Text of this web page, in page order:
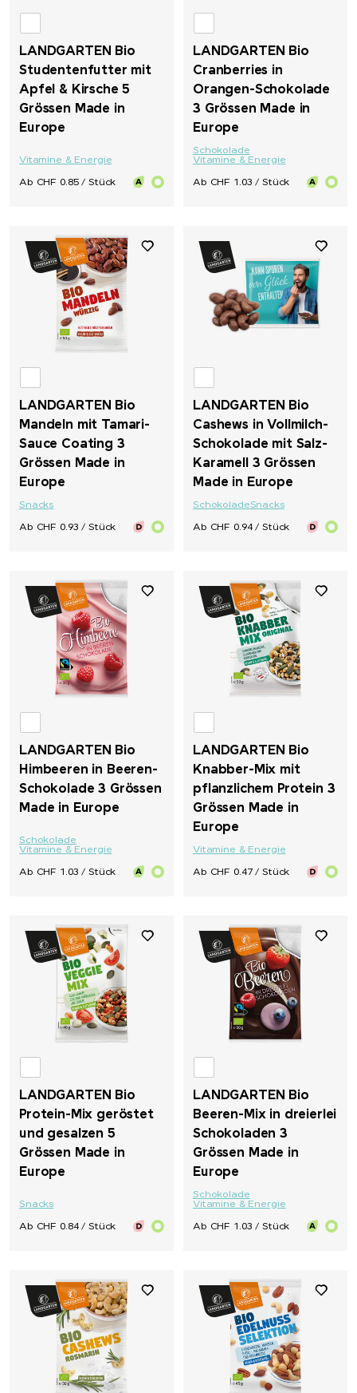
LANDGARTEN Bio
Studentenfutter mit
Apfel & Kirsche 5
Grössen Made in
Europe
Vitamine & Energie
Ab CHF 0.85 / Stück
LANDGARTEN Bio
Cranberries in
Orangen-Schokolade
3 Grössen Made in
Europe
Schokolade
Vitamine & Energie
Ab CHF 1.03 / Stück
LANDGARTEN Bio
Mandeln mit Tamari-
Sauce Coating 3
Grössen Made in
Europe
Snacks
Ab CHF 0.93 / Stück
LANDGARTEN Bio
Cashews in Vollmilch-
Schokolade mit Salz-
Karamell 3 Grössen
Made in Europe
SchokoladeSnacks
Ab CHF 0.94 / Stück
LANDGARTEN Bio
Himbeeren in Beeren-
Schokolade 3 Grössen
Made in Europe
Schokolade
Vitamine & Energie
Ab CHF 1.03 / Stück
LANDGARTEN Bio
Knabber-Mix mit
pflanzlichem Protein 3
Grössen Made in
Europe
Vitamine & Energie
Ab CHF 0.47 / Stück
LANDGARTEN Bio
Protein-Mix geröstet
und gesalzen 5
Grössen Made in
Europe
Snacks
Ab CHF 0.84 / Stück
LANDGARTEN Bio
Beeren-Mix in dreierlei
Schokoladen 3
Grössen Made in
Europe
Schokolade
Vitamine & Energie
Ab CHF 1.03 / Stück